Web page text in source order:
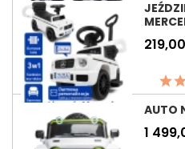
Cena
AUTO
Cena
1